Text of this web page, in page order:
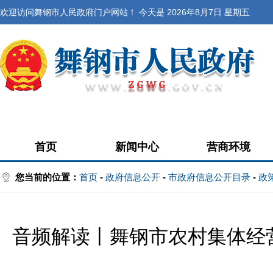
欢迎访问舞钢市人民政府门户网站！ 今天是 2026年8月7日 星期五
首页 新闻中心 营商环境
您当前的位置： 首页 - 政府信息公开 - 市政府信息公开目录 - 政
音频解读丨舞钢市农村集体